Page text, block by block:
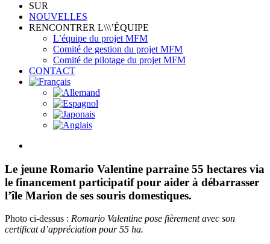
SUR
NOUVELLES
RENCONTRER L\\\’ÉQUIPE
L’équipe du projet MFM
Comité de gestion du projet MFM
Comité de pilotage du projet MFM
CONTACT
Image
Le jeune Romario Valentine parraine 55 hectares via
le financement participatif pour aider à débarrasser
l’île Marion de ses souris domestiques.
Photo ci-dessus : Romario Valentine pose fièrement avec son
certificat d’appréciation pour 55 ha.